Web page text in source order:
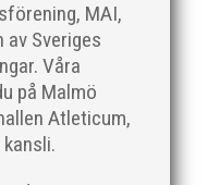
MAI,
av Sveriges
Våra
på Malmö
Atleticum,
en kväll med
underhållning.
i länken nedan.
som möjliggjorde
del av
Årsmöte...